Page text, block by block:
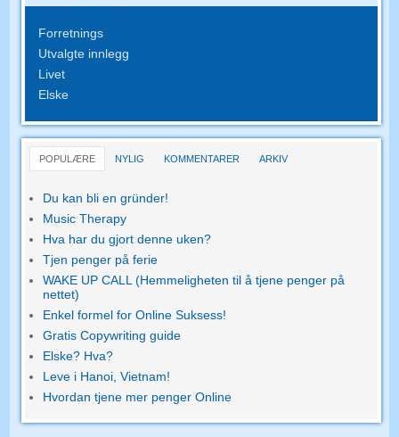
Forretnings
Utvalgte innlegg
Livet
Elske
POPULÆRE NYLIG KOMMENTARER ARKIV
Du kan bli en gründer!
Music Therapy
Hva har du gjort denne uken?
Tjen penger på ferie
WAKE UP CALL (Hemmeligheten til å tjene penger på
nettet)
Enkel formel for Online Suksess!
Gratis Copywriting guide
Elske? Hva?
Leve i Hanoi, Vietnam!
Hvordan tjene mer penger Online